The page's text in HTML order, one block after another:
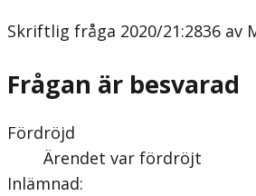
Skriftlig fråga 2020/21:2836 av
Frågan är besvarad
Fördröjd
Ärendet var fördröjt
Inlämnad: